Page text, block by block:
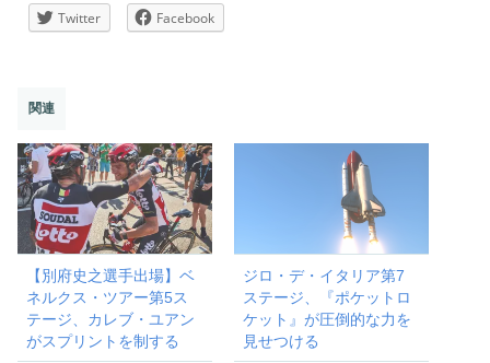
Twitter Facebook
関連
【別府史之選手出場】ベ
ネルクス・ツアー第5ス
テージ、カレブ・ユアン
がスプリントを制する
ジロ・デ・イタリア第7
ステージ、『ポケットロ
ケット』が圧倒的な力を
見せつける